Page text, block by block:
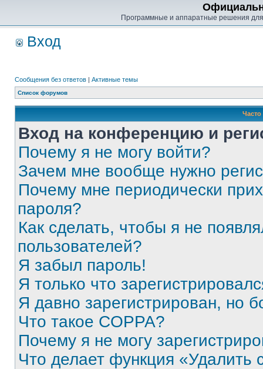
Программные и аппаратные решения
Вход
Сообщения без ответов | Активные темы
Список форумов
Вход на конференцию и
Почему я не могу войти?
Зачем мне вообще нужно
Почему мне периодически
пароля?
Как сделать, чтобы я не
пользователей?
Я забыл пароль!
Я только что
Я давно зарегистрирован, но
Что такое COPPA?
Почему я не могу
Что делает функция «Удалить